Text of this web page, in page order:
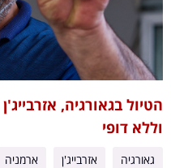
הטיול בגאורגיה,
וללא דופי
גאורגיה אזרבייג'ן ארמניה